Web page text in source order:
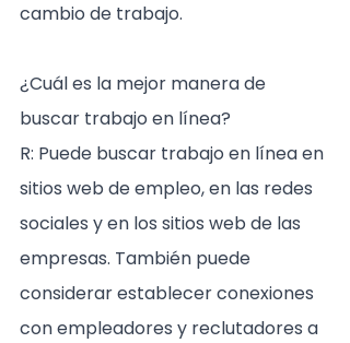
cambio de trabajo.
¿Cuál es la mejor manera de
buscar trabajo en línea?
R: Puede buscar trabajo en línea en
sitios web de empleo, en las redes
sociales y en los sitios web de las
empresas. También puede
considerar establecer conexiones
con empleadores y reclutadores a